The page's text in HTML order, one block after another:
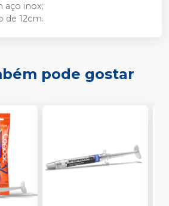
aço inox;
12cm.
pode gostar